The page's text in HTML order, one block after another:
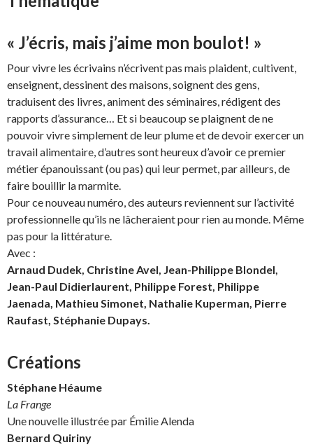
« J’écris, mais j’aime mon boulot! »
Pour vivre les écrivains n’écrivent pas mais plaident, cultivent,
enseignent, dessinent des maisons, soignent des gens,
traduisent des livres, animent des séminaires, rédigent des
rapports d’assurance… Et si beaucoup se plaignent de ne
pouvoir vivre simplement de leur plume et de devoir exercer un
travail alimentaire, d’autres sont heureux d’avoir ce premier
métier épanouissant (ou pas) qui leur permet, par ailleurs, de
faire bouillir la marmite.
Pour ce nouveau numéro, des auteurs reviennent sur l’activité
professionnelle qu’ils ne lâcheraient pour rien au monde. Même
pas pour la littérature.
Avec :
Arnaud Dudek, Christine Avel, Jean-Philippe Blondel,
Jean-Paul Didierlaurent, Philippe Forest, Philippe
Jaenada, Mathieu Simonet, Nathalie Kuperman, Pierre
Raufast, Stéphanie Dupays.
Créations
Stéphane Héaume
La Frange
Une nouvelle illustrée par Émilie Alenda
Bernard Quiriny